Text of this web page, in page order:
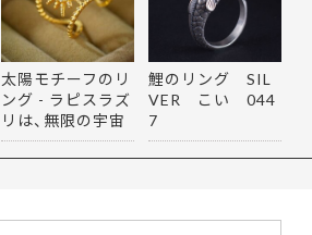
太陽モチーフのリ
ング - ラピスラズ
リは、無限の宇宙
を思…
鯉のリング SIL
VER こい 044
7